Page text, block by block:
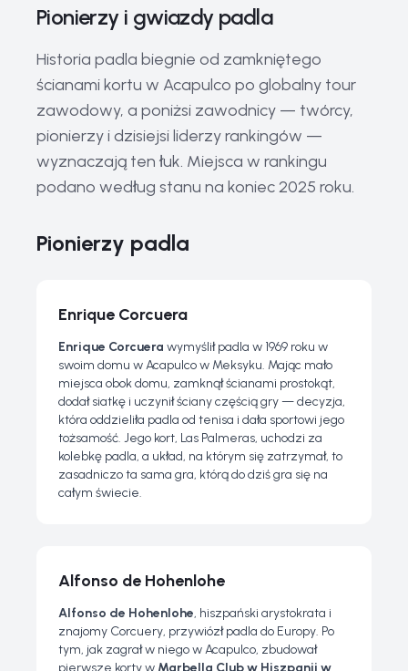
Pionierzy i gwiazdy padla
Historia padla biegnie od zamkniętego
ścianami kortu w Acapulco po globalny tour
zawodowy, a poniżsi zawodnicy — twórcy,
pionierzy i dzisiejsi liderzy rankingów —
wyznaczają ten łuk. Miejsca w rankingu
podano według stanu na koniec 2025 roku.
Pionierzy padla
Enrique Corcuera
Enrique Corcuera wymyślił padla w 1969 roku w
swoim domu w Acapulco w Meksyku. Mając mało
miejsca obok domu, zamknął ścianami prostokąt,
dodał siatkę i uczynił ściany częścią gry — decyzja,
która oddzieliła padla od tenisa i dała sportowi jego
tożsamość. Jego kort, Las Palmeras, uchodzi za
kolebkę padla, a układ, na którym się zatrzymał, to
zasadniczo ta sama gra, którą do dziś gra się na
całym świecie.
Alfonso de Hohenlohe
Alfonso de Hohenlohe, hiszpański arystokrata i
znajomy Corcuery, przywiózł padla do Europy. Po
tym, jak zagrał w niego w Acapulco, zbudował
pierwsze korty w Marbella Club w Hiszpanii w